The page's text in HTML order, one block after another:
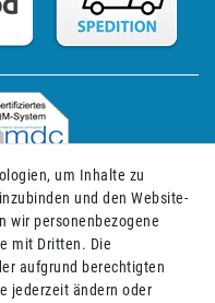
AGB
um Inhalte zu
und den Website-
wir personenbezogene
mit Dritten. Die
aufgrund berechtigten
jederzeit ändern oder